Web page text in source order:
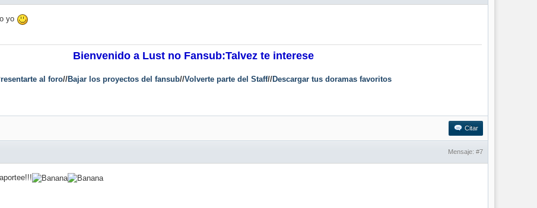
yo
Bienvenido a Lust no Fansub:Talvez te interese
al foro//Bajar los proyectos del fansub//Volverte parte del Staff//Descargar tus doramas favoritos
Citar
Mensaje: #7